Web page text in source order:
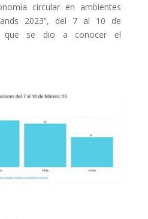
circular en ambientes
2023”, del 7 al 10 de
que se dio a conocer el